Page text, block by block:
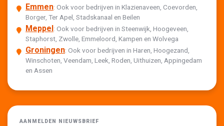
Emmen: Ook voor bedrijven in Klazienaveen, Coevorden,
Borger, Ter Apel, Stadskanaal en Beilen
Meppel: Ook voor bedrijven in Steenwijk, Hoogeveen,
Staphorst, Zwolle, Emmeloord, Kampen en Wolvega
Groningen: Ook voor bedrijven in Haren, Hoogezand,
Winschoten, Veendam, Leek, Roden, Uithuizen, Appingedam
en Assen
AANMELDEN NIEUWSBRIEF